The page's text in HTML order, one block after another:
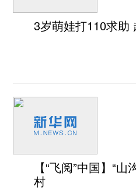
3岁萌娃打110求助
【“飞阅”中国】“
村